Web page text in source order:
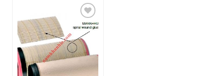
Add to
Wishlist